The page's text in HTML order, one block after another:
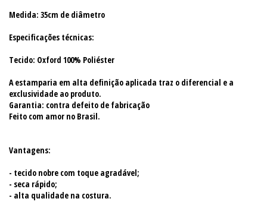
Medida: 35cm de diâmetro
Especificações técnicas:
Tecido: Oxford 100% Poliéster
A estamparia em alta definição aplicada traz o diferencial e a
exclusividade ao produto.
Garantia: contra defeito de fabricação
Feito com amor no Brasil.
Vantagens:
- tecido nobre com toque agradável;
- seca rápido;
- alta qualidade na costura.